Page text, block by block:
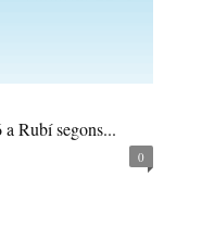
Rubí segons...
0